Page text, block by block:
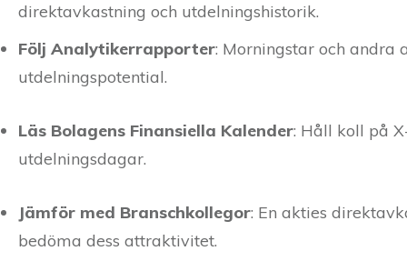
direktavkastning och utdelningshistorik.
Följ Analytikerrapporter: Morningstar och andra
utdelningspotential.
Läs Bolagens Finansiella Kalender: Håll koll på
utdelningsdagar.
Jämför med Branschkollegor: En akties
bedöma dess attraktivitet.